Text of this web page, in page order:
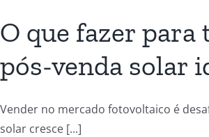
O que fazer para
pós-venda solar
Vender no mercado fotovoltaico é
solar cresce [...]